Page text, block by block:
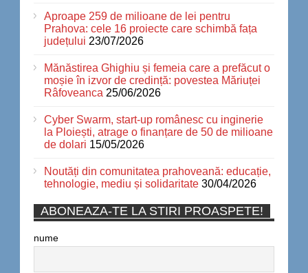
Aproape 259 de milioane de lei pentru
Prahova: cele 16 proiecte care schimbă fața
județului 23/07/2026
Mănăstirea Ghighiu și femeia care a prefăcut o
moșie în izvor de credință: povestea Măriuței
Râfoveanca 25/06/2026
Cyber Swarm, start-up românesc cu inginerie
la Ploiești, atrage o finanțare de 50 de milioane
de dolari 15/05/2026
Noutăți din comunitatea prahoveană: educație,
tehnologie, mediu și solidaritate 30/04/2026
ABONEAZA-TE LA STIRI PROASPETE!
nume